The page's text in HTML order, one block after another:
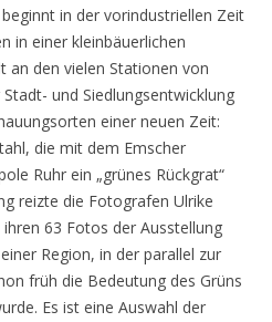
in der vorindustriellen Zeit
in einer kleinbäuerlichen
an den vielen Stationen von
und Siedlungsentwicklung
einer neuen Zeit:
die mit dem Emscher
Ruhr ein „grünes Rückgrat“
reizte die Fotografen Ulrike
63 Fotos der Ausstellung
Region, in der parallel zur
früh die Bedeutung des Grüns
Es ist eine Auswahl der